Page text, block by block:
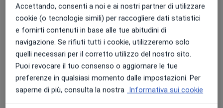
Visualizza galleria (4)
Accettando, consenti a noi e ai nostri partner di utilizzare
cookie (o tecnologie simili) per raccogliere dati statistici
e fornirti contenuti in base alle tue abitudini di
navigazione. Se rifiuti tutti i cookie, utilizzeremo solo
quelli necessari per il corretto utilizzo del nostro sito.
Puoi revocare il tuo consenso o aggiornare le tue
preferenze in qualsiasi momento dalle impostazioni. Per
saperne di più, consulta la nostra Informativa sui cookie